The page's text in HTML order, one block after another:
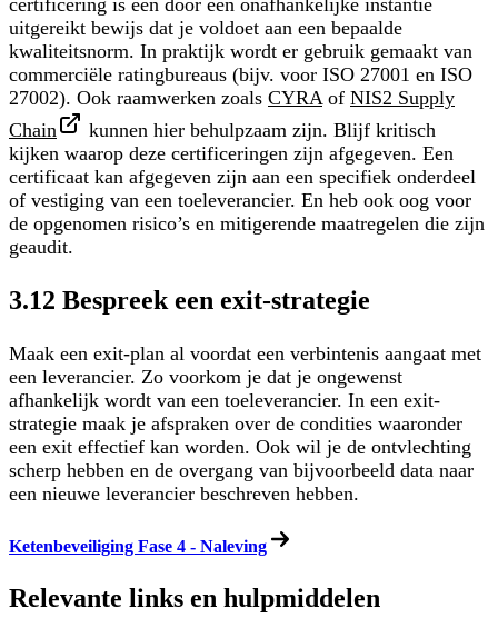
uitgereikt bewijs dat je voldoet aan een bepaalde
kwaliteitsnorm. In praktijk wordt er gebruik gemaakt van
commerciële ratingbureaus (bijv. voor ISO 27001 en ISO
27002). Ook raamwerken zoals CYRA of NIS2 Supply
Chain
kunnen hier behulpzaam zijn. Blijf kritisch
kijken waarop deze certificeringen zijn afgegeven. Een
certificaat kan afgegeven zijn aan een specifiek onderdeel
of vestiging van een toeleverancier. En heb ook oog voor
de opgenomen risico’s en mitigerende maatregelen die zijn
geaudit.
3.12 Bespreek een exit-strategie
Maak een exit-plan al voordat een verbintenis aangaat met
een leverancier. Zo voorkom je dat je ongewenst
afhankelijk wordt van een toeleverancier. In een exit-
strategie maak je afspraken over de condities waaronder
een exit effectief kan worden. Ook wil je de ontvlechting
scherp hebben en de overgang van bijvoorbeeld data naar
een nieuwe leverancier beschreven hebben.
Ketenbeveiliging Fase 4 - Naleving
Relevante links en hulpmiddelen